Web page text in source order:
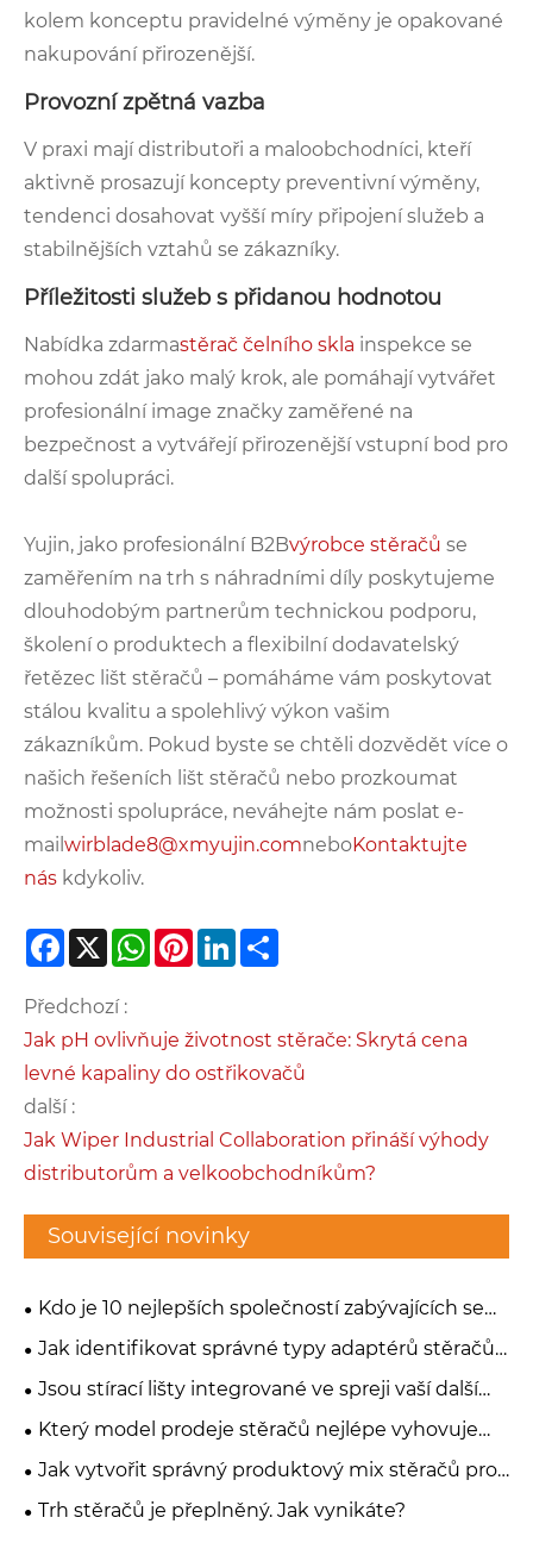
kolem konceptu pravidelné výměny je opakované
nakupování přirozenější.
Provozní zpětná vazba
V praxi mají distributoři a maloobchodníci, kteří
aktivně prosazují koncepty preventivní výměny,
tendenci dosahovat vyšší míry připojení služeb a
stabilnějších vztahů se zákazníky.
Příležitosti služeb s přidanou hodnotou
Nabídka zdarmastěrač čelního skla inspekce se
mohou zdát jako malý krok, ale pomáhají vytvářet
profesionální image značky zaměřené na
bezpečnost a vytvářejí přirozenější vstupní bod pro
další spolupráci.
Yujin, jako profesionální B2Bvýrobce stěračů se
zaměřením na trh s náhradními díly poskytujeme
dlouhodobým partnerům technickou podporu,
školení o produktech a flexibilní dodavatelský
řetězec lišt stěračů – pomáháme vám poskytovat
stálou kvalitu a spolehlivý výkon vašim
zákazníkům. Pokud byste se chtěli dozvědět více o
našich řešeních lišt stěračů nebo prozkoumat
možnosti spolupráce, neváhejte nám poslat e-
mail wirblade8@xmyujin.comneboKontaktujte
nás kdykoliv.
Facebook
X WhatsApp
PinterestLinkedIn
Předchozí :
Jak pH ovlivňuje životnost stěrače: Skrytá cena
levné kapaliny do ostřikovačů
další :
Jak Wiper Industrial Collaboration přináší výhody
distributorům a velkoobchodníkům?
Související novinky
Kdo je 10 nejlepších společností zabývajících se
stěrači, které je třeba sledovat v roce 2026?
Jak identifikovat správné typy adaptérů stěračů
čelního skla pro jakékoli vozidlo
Jsou stírací lišty integrované ve spreji vaší další
příležitostí k růstu?
Který model prodeje stěračů nejlépe vyhovuje
vaší firmě?
Jak vytvořit správný produktový mix stěračů pro
nový trh
Trh stěračů je přeplněný. Jak vynikáte?